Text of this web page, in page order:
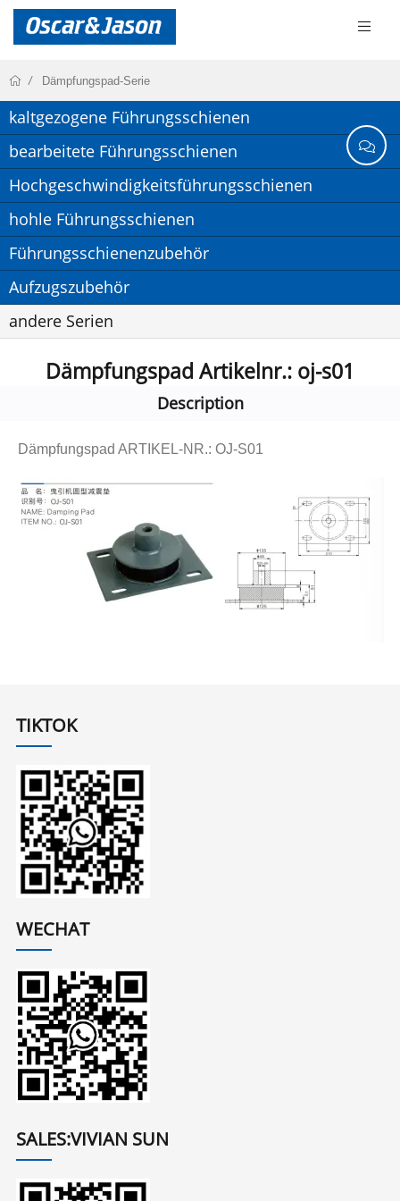
Dämpfungspad-Serie
kaltgezogene Führungsschienen
bearbeitete Führungsschienen
Hochgeschwindigkeitsführungsschienen
hohle Führungsschienen
Führungsschienenzubehör
Aufzugszubehör
andere Serien
Dämpfungspad Artikelnr.: oj-s01
Description
Dämpfungspad ARTIKEL-NR.: OJ-S01
TIKTOK
WECHAT
SALES:VIVIAN SUN